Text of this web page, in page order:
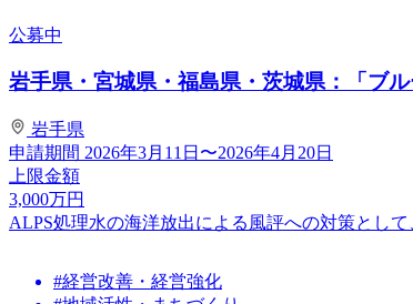
公募中
岩手県・宮城県・福島県・茨城県：「ブ
岩手県
申請期間 2026年3月11日〜2026年4月20日
上限金額
3,000万円
ALPS処理水の海洋放出による風評への対策とし
#経営改善・経営強化